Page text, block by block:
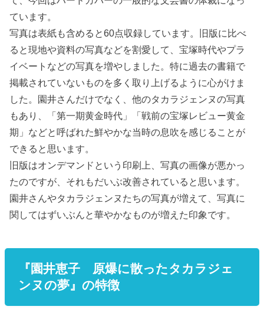
ています。
写真は表紙も含めると60点収録しています。旧版に比べ
ると現地や資料の写真などを割愛して、宝塚時代やプラ
イベートなどの写真を増やしました。特に過去の書籍で
掲載されていないものを多く取り上げるように心がけま
した。園井さんだけでなく、他のタカラジェンヌの写真
もあり、「第一期黄金時代」「戦前の宝塚レビュー黄金
期」などと呼ばれた鮮やかな当時の息吹を感じることが
できると思います。
旧版はオンデマンドという印刷上、写真の画像が悪かっ
たのですが、それもだいぶ改善されていると思います。
園井さんやタカラジェンヌたちの写真が増えて、写真に
関してはずいぶんと華やかなものが増えた印象です。
『園井恵子 原爆に散ったタカラジェ
ンヌの夢』の特徴